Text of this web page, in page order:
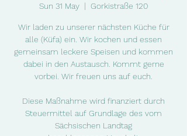
Sun 31 May
  |
Gorkistraße 120
Wir laden zu unserer nächsten Küche für
alle (Küfa) ein. Wir kochen und essen
gemeinsam leckere Speisen und kommen
dabei in den Austausch. Kommt gerne
vorbei. Wir freuen uns auf euch.
Diese Maßnahme wird finanziert durch
Steuermittel auf Grundlage des vom
Sächsischen Landtag